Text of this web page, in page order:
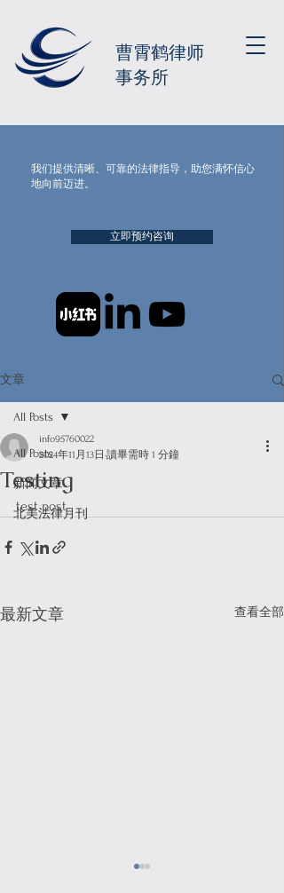
我们提供清晰、可靠的法律指导，助您满怀信心
地向前迈进。
立即预约咨询
曹霄鹤律师
事务所
文章
All Posts
新闻文章
北美法律月刊
All Posts
Testing
info95760022
2024年11月13日 讀畢需時 1 分鐘
test post
最新文章 查看全部